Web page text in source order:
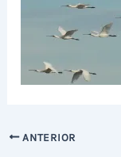
ANTERIOR